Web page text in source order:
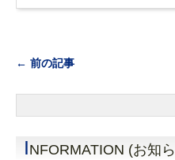
← 前の記事
INFORMATION (お知